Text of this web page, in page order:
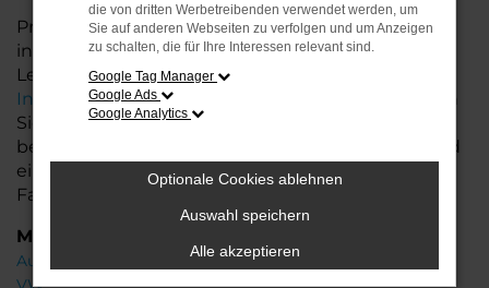
Profitieren Sie von zusätzlichen Services wie
individuellen Finanzierungs- und
Leasingangeboten, sowie der bequemen
InzahlungnahmeIhres alten Fahrzeugs. Besuchen
Sie uns und lassen Sie sich von unseren Experten
beraten. Wir bieten Ihnen eine große Auswahl und
eine persönliche Beratung, damit Sie das perfekte
Fahrzeug für Ihre Bedürfnisse finden.
Marken
Audi
die von dritten Werbetreibenden verwendet werden, um
Sie auf anderen Webseiten zu verfolgen und um Anzeigen
zu schalten, die für Ihre Interessen relevant sind.
Google Tag Manager
Google Ads
Google Analytics
Optionale Cookies ablehnen
Auswahl speichern
Alle akzeptieren